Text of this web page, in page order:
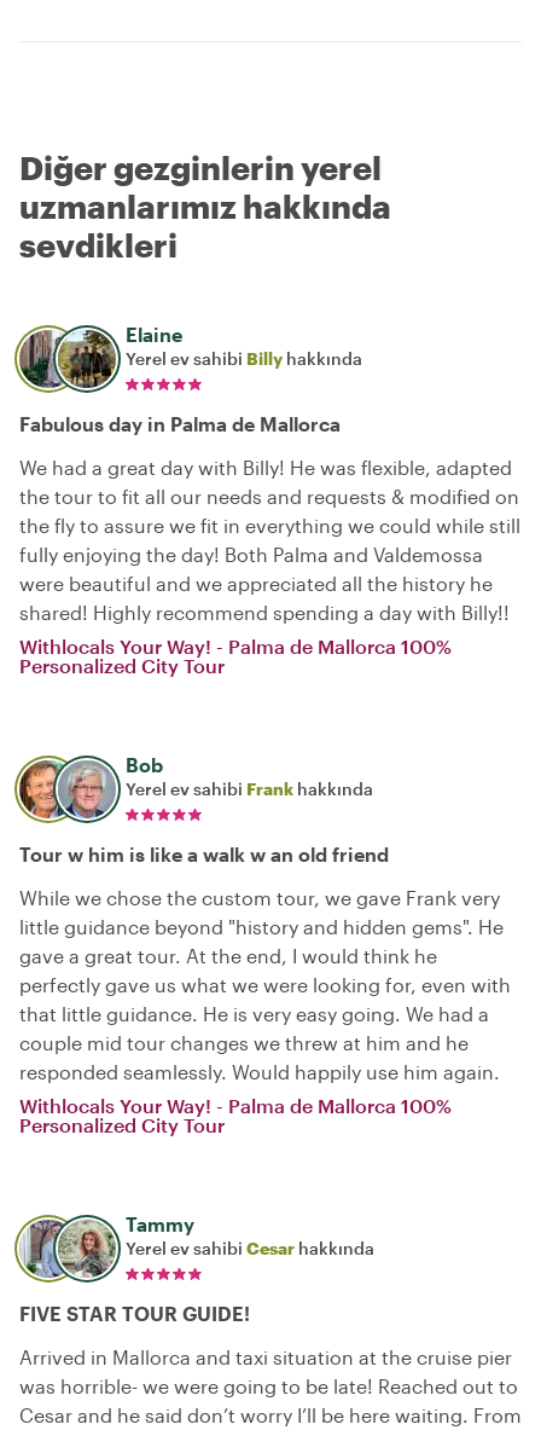
Diğer gezginlerin yerel
uzmanlarımız hakkında
sevdikleri
Elaine
Yerel ev sahibi Billy hakkında
Fabulous day in Palma de Mallorca
We had a great day with Billy! He was flexible, adapted
the tour to fit all our needs and requests & modified on
the fly to assure we fit in everything we could while still
fully enjoying the day! Both Palma and Valdemossa
were beautiful and we appreciated all the history he
shared! Highly recommend spending a day with Billy!!
Withlocals Your Way! - Palma de Mallorca 100%
Personalized City Tour
Bob
Yerel ev sahibi Frank hakkında
Tour w him is like a walk w an old friend
While we chose the custom tour, we gave Frank very
little guidance beyond "history and hidden gems". He
gave a great tour. At the end, I would think he
perfectly gave us what we were looking for, even with
that little guidance. He is very easy going. We had a
couple mid tour changes we threw at him and he
responded seamlessly. Would happily use him again.
Withlocals Your Way! - Palma de Mallorca 100%
Personalized City Tour
Tammy
Yerel ev sahibi Cesar hakkında
FIVE STAR TOUR GUIDE!
Arrived in Mallorca and taxi situation at the cruise pier
was horrible- we were going to be late! Reached out to
Cesar and he said don’t worry I’ll be here waiting. From